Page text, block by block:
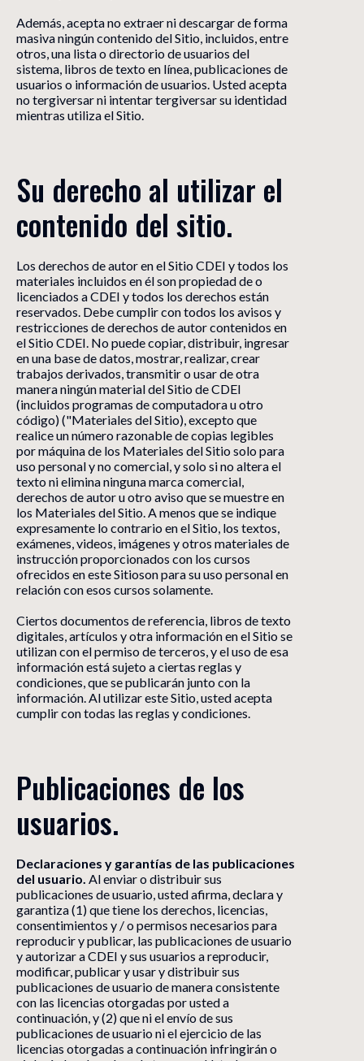
Además, acepta no extraer ni descargar de forma
masiva ningún contenido del Sitio, incluidos, entre
otros, una lista o directorio de usuarios del
sistema, libros de texto en línea, publicaciones de
usuarios o información de usuarios. Usted acepta
no tergiversar ni intentar tergiversar su identidad
mientras utiliza el Sitio.
Su derecho al utilizar el
contenido del sitio.
Los derechos de autor en el Sitio CDEI y todos los
materiales incluidos en él son propiedad de o
licenciados a CDEI y todos los derechos están
reservados. Debe cumplir con todos los avisos y
restricciones de derechos de autor contenidos en
el Sitio CDEI. No puede copiar, distribuir, ingresar
en una base de datos, mostrar, realizar, crear
trabajos derivados, transmitir o usar de otra
manera ningún material del Sitio de CDEI
(incluidos programas de computadora u otro
código) ("Materiales del Sitio), excepto que
realice un número razonable de copias legibles
por máquina de los Materiales del Sitio solo para
uso personal y no comercial, y solo si no altera el
texto ni elimina ninguna marca comercial,
derechos de autor u otro aviso que se muestre en
los Materiales del Sitio. A menos que se indique
expresamente lo contrario en el Sitio, los textos,
exámenes, videos, imágenes y otros materiales de
instrucción proporcionados con los cursos
ofrecidos en este Sitioson para su uso personal en
relación con esos cursos solamente.
Ciertos documentos de referencia, libros de texto
digitales, artículos y otra información en el Sitio se
utilizan con el permiso de terceros, y el uso de esa
información está sujeto a ciertas reglas y
condiciones, que se publicarán junto con la
información. Al utilizar este Sitio, usted acepta
cumplir con todas las reglas y condiciones.
Publicaciones de los
usuarios.
Declaraciones y garantías de las publicaciones
del usuario. Al enviar o distribuir sus
publicaciones de usuario, usted afirma, declara y
garantiza (1) que tiene los derechos, licencias,
consentimientos y / o permisos necesarios para
reproducir y publicar, las publicaciones de usuario
y autorizar a CDEI y sus usuarios a reproducir,
modificar, publicar y usar y distribuir sus
publicaciones de usuario de manera consistente
con las licencias otorgadas por usted a
continuación, y (2) que ni el envío de sus
publicaciones de usuario ni el ejercicio de las
licencias otorgadas a continuación infringirán o